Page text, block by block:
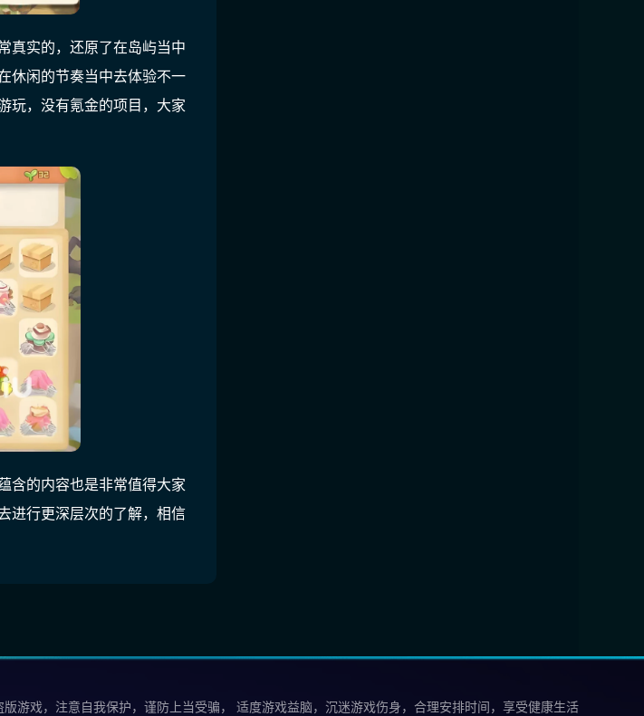
真实的，还原了在岛屿当中
休闲的节奏当中去体验不一
玩，没有氪金的项目，大家
含的内容也是非常值得大家
进行更深层次的了解，相信
游戏，注意自我保护，谨防上当受骗， 适度游戏益脑，沉迷游戏伤身，合理安排时间，享受健康生活